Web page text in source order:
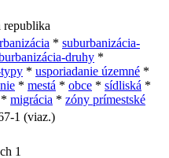
republika
* suburbanizácia-
druhy *
* usporiadanie územné *
* mestá * obce * sídliská *
* migrácia * zóny prímestské
1 (viaz.)
1